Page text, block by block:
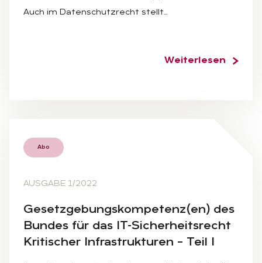
Auch im Datenschutzrecht stellt…
Weiterlesen
Abo
AUSGABE 1/2022
Ge­setz­ge­bungs­kom­pe­tenz(en) des
Bun­des für das IT-Si­cher­heits­recht
Kri­ti­scher In­fra­struk­tu­ren – Teil I